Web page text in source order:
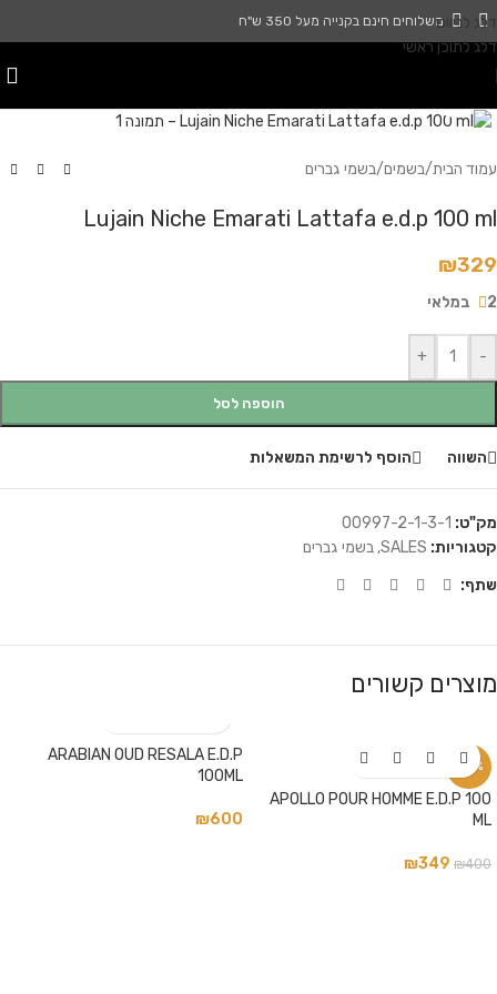
דלג לניווט
דלג לתוכן ראשי
משלוחים חינם בקנייה מעל 350 ש"ח
עמוד הבית/בשמים/בשמי גברים
Lujain Niche Emarati Lattafa e.d.p 100 ml
₪329
2 במלאי
-
+
הוספה לסל
השווה הוסף לרשימת המשאלות
מק"ט: 00997-2-1-3-1
קטגוריות: SALES
, בשמי גברים
שתף:
מוצרים קשורים
-13%
APOLLO POUR HOMME E.D.P 100
ML
₪400
₪349
ARABIAN OUD RESALA E.D.P
100ML
₪600